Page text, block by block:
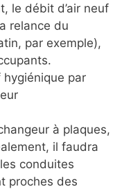
le débit d’air neuf
relance du
par exemple),
hygiénique par
à plaques,
il faudra
conduites
proches des